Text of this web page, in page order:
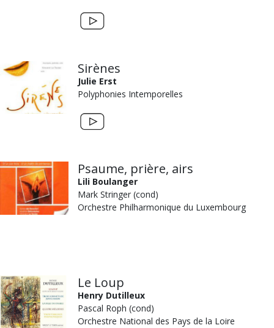
Sirènes
Julie Erst
Polyphonies Intemporelles
Psaume, prière, airs
Lili Boulanger
Mark Stringer (cond)
Orchestre Philharmonique du Luxembourg
Le Loup
Henry Dutilleux
Pascal Roph (cond)
Orchestre National des Pays de la Loire